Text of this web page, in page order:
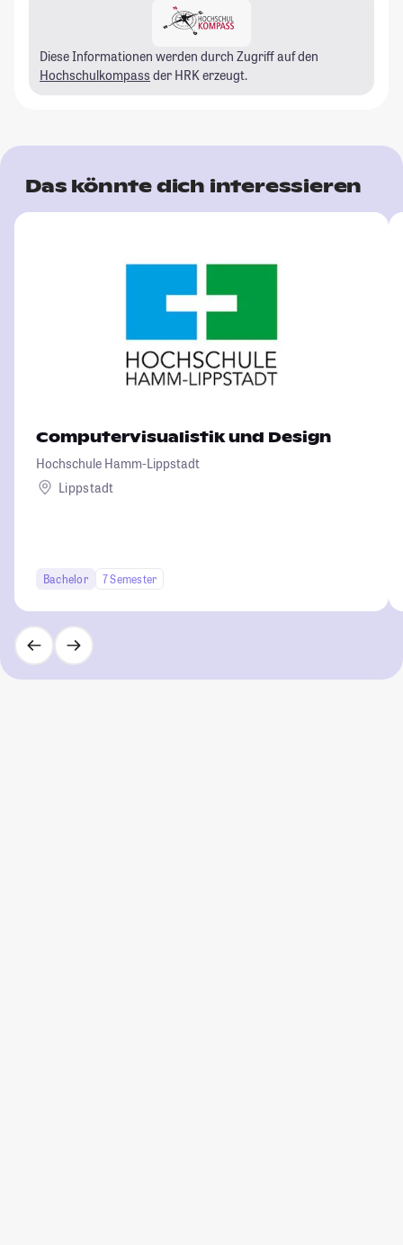
Diese Informationen werden durch Zugriff auf den
Hochschulkompass der HRK erzeugt.
Das könnte dich interessieren
Computervisualistik und Design
Hochschule Hamm-Lippstadt
Lippstadt
Bachelor 7 Semester